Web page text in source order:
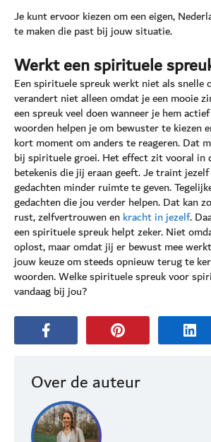
Je kunt ervoor kiezen om een eigen,
te maken die past bij jouw situatie.
Werkt een spirituele
Een spirituele spreuk werkt niet als snelle
verandert niet alleen omdat je een mooie
een spreuk veel doen wanneer je hem
woorden helpen je om bewuster te kiezen
kort moment om anders te reageren. Dat
bij spirituele groei. Het effect zit vooral in
betekenis die jij eraan geeft. Je traint
gedachten minder ruimte te geven.
gedachten die jou verder helpen. Dat kan
rust, zelfvertrouwen enkracht in jezelf.
een spirituele spreuk helpt zeker. Niet
oplost, maar omdat jij er bewust mee
jouw keuze om steeds opnieuw terug te
woorden. Welke spirituele spreuk voor
vandaag bij jou?
Over de auteur